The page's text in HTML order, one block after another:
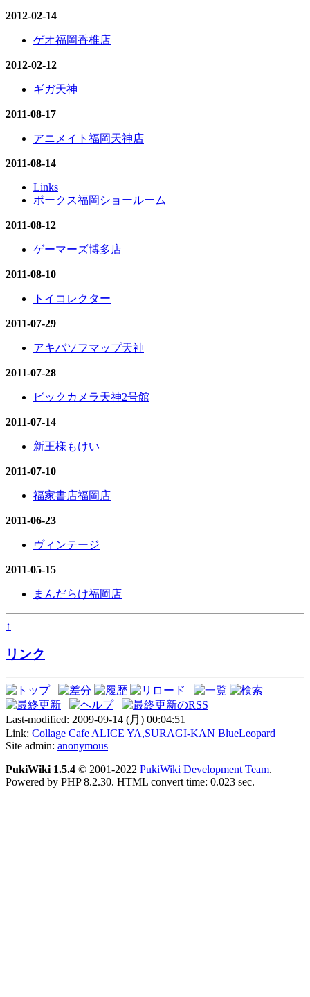
2012-02-14
ゲオ福岡香椎店
2012-02-12
ギガ天神
2011-08-17
アニメイト福岡天神店
2011-08-14
Links
ボークス福岡ショールーム
2011-08-12
ゲーマーズ博多店
2011-08-10
トイコレクター
2011-07-29
アキバソフマップ天神
2011-07-28
ビックカメラ天神2号館
2011-07-14
新王様もけい
2011-07-10
福家書店福岡店
2011-06-23
ヴィンテージ
2011-05-15
まんだらけ福岡店
↑
リンク
Last-modified: 2009-09-14 (月) 00:04:51
Link: Collage Cafe ALICE YA,SURAGI-KAN BlueLeopard
Site admin: anonymous
PukiWiki 1.5.4 © 2001-2022 PukiWiki Development Team.
Powered by PHP 8.2.30. HTML convert time: 0.023 sec.